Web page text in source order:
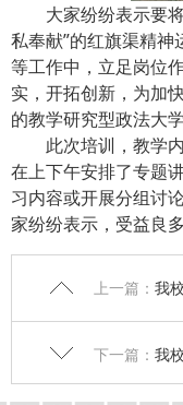
大家纷纷表示要
私奉献”的红旗渠精
等工作中，立足岗位
实，开拓创新，为加
的教学研究型政法大
此次培训，教学
在上下午安排了专题
习内容或开展分组讨
家纷纷表示，受益良
上一篇： 我校少
下一篇： 我